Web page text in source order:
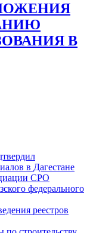
В
в Дагестане
СРО
федерального
реестров